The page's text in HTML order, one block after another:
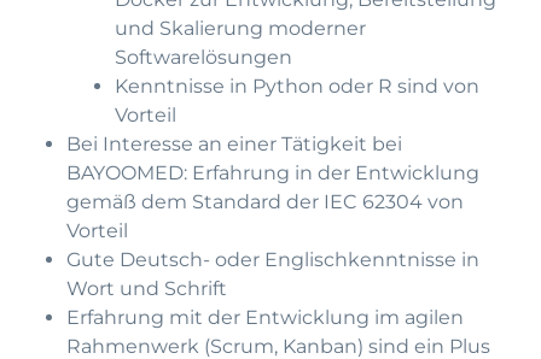
und Skalierung moderner
Softwarelösungen
Kenntnisse in Python oder R sind von
Vorteil
Bei Interesse an einer Tätigkeit bei
BAYOOMED: Erfahrung in der Entwicklung
gemäß dem Standard der IEC 62304 von
Vorteil
Gute Deutsch- oder Englischkenntnisse in
Wort und Schrift
Erfahrung mit der Entwicklung im agilen
Rahmenwerk (Scrum, Kanban) sind ein Plus